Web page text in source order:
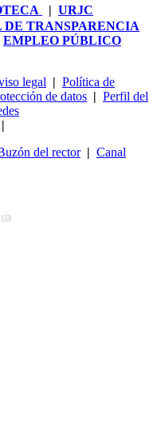
| URJC
DE TRANSPARENCIA
EMPLEO PÚBLICO
legal | Política de
de datos | Perfil del
|
del rector| Canal